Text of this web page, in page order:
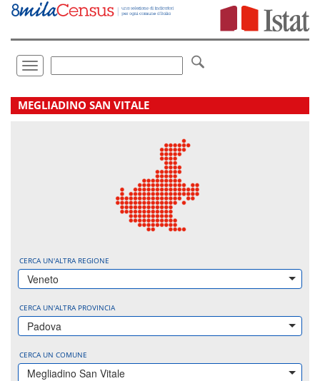
Vai
direttamente
Toggle
navigation
.
MEGLIADINO SAN VITALE
CERCA UN'ALTRA REGIONE
Veneto
CERCA UN'ALTRA PROVINCIA
Padova
CERCA UN COMUNE
Megliadino San Vitale